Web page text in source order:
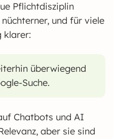
Pflichtdisziplin
und für viele
klarer:
überwiegend
Suche.
Chatbots und AI
aber sie sind